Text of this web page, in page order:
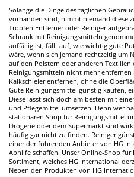
Solange die Dinge des täglichen
vorhanden sind, nimmt niemand diese
Tropfen Entferner oder Reiniger
Schrank mit Reinigungsmitteln
auffällig ist, fällt auf, wie wichtig gute
wäre, wenn sich jemand rechtzeitig um
auf den Polstern oder anderen
Reinigungsmitteln nicht mehr entfernen
Kalkschleier entfernen, ohne die
Gute Reinigungsmittel günstig kaufen,
Diese lässt sich doch am besten mit
und Pflegemittel umsetzen. Denn wer
stationären Shop für Reinigungsmittel
Drogerie oder dem Supermarkt sind
häufig gar nicht zu finden. Reiniger
einer der führenden Anbieter von HG
Abhilfe schaffen. Unser Online-Shop
Sortiment, welches HG International
Neben den Produkten von HG